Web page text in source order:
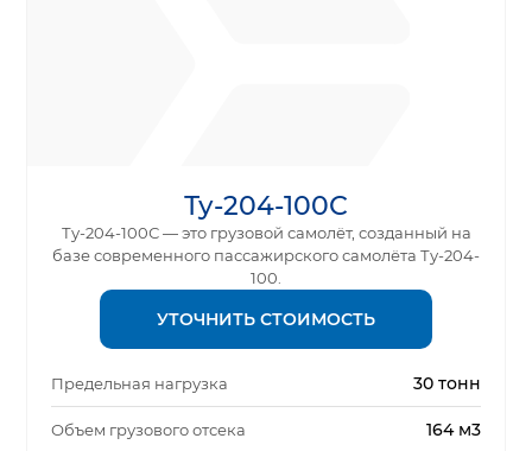
Ту-204-100С
Ту-204-100С — это грузовой самолёт, созданный на
базе современного пассажирского самолёта Ту-204-
100.
УТОЧНИТЬ СТОИМОСТЬ
Предельная нагрузка 30 тонн
Объем грузового отсека 164 м3